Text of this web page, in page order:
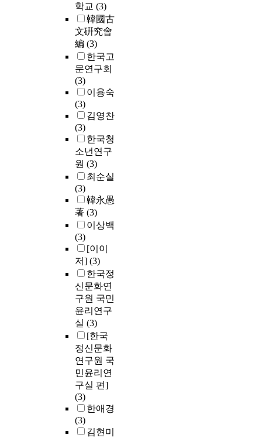
학교 (3)
韓國古
文硏究會
編 (3)
한국고
문연구회
(3)
이용숙
(3)
김영찬
(3)
한국청
소년연구
원 (3)
최순실
(3)
韓永愚
著 (3)
이상백
(3)
[이이
저] (3)
한국정
신문화연
구원 국민
윤리연구
실 (3)
[한국
정신문화
연구원 국
민윤리연
구실 편]
(3)
한애경
(3)
김현미